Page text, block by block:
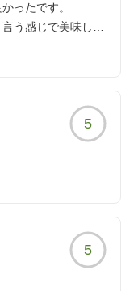
ったです。
う感じで美味しか
の温泉の評価はで
いものではなかっ
思いますがあと少
18189?
5
5